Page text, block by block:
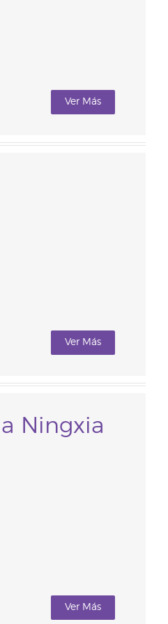
Ver Más
Ver Más
Ningxia
Ver Más